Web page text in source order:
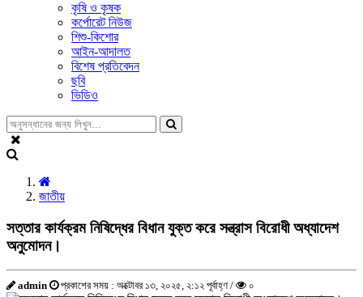
কৃষি ও কৃষক
কর্পোরেট নিউজ
শিশু-কিশোর
আইন-আদালত
বিশেষ প্রতিবেদন
ছবি
ভিডিও
জাতীয়
সত্তার কার্যক্রম নিষিদ্ধের বিধান যুক্ত করে সন্ত্রাস বিরোধী অধ্যাদেশ
অনুমোদন।
admin প্রকাশের সময় : অক্টোবর ১৩, ২০২৫, ২:১২ পূর্বাহ্ণ / ০